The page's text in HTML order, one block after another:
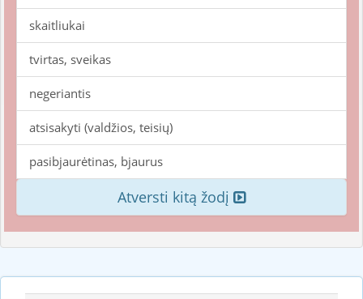
skaitliukai
tvirtas, sveikas
negeriantis
atsisakyti (valdžios, teisių)
pasibjaurėtinas, bjaurus
Atversti kitą žodį